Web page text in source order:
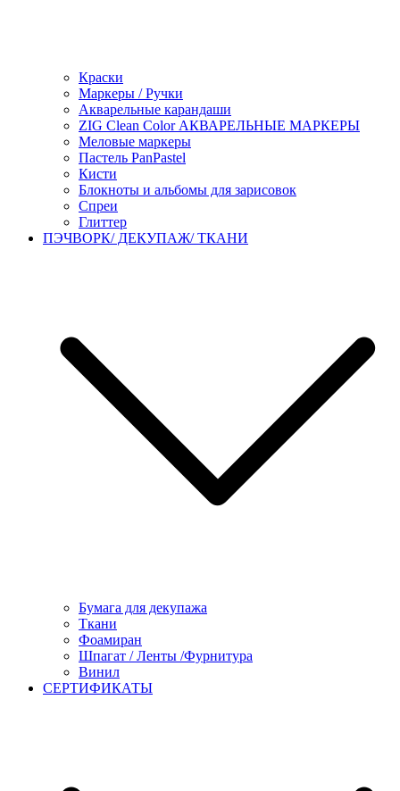
Краски
Маркеры / Ручки
Акварельные карандаши
ZIG Clean Color АКВАРЕЛЬНЫЕ МАРКЕРЫ
Меловые маркеры
Пастель PanPastel
Кисти
Блокноты и альбомы для зарисовок
Спреи
Глиттер
ПЭЧВОРК/ ДЕКУПАЖ/ ТКАНИ
Бумага для декупажа
Ткани
Фоамиран
Шпагат / Ленты /Фурнитура
Винил
СЕРТИФИКАТЫ